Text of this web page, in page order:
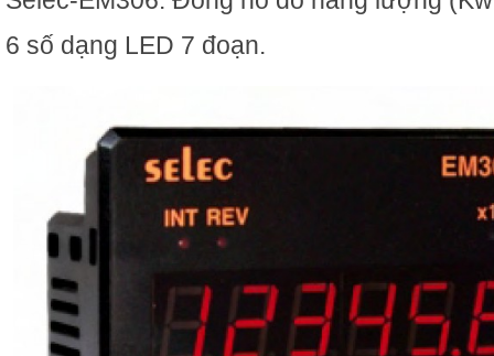
6 số dạng LED 7 đoạn.